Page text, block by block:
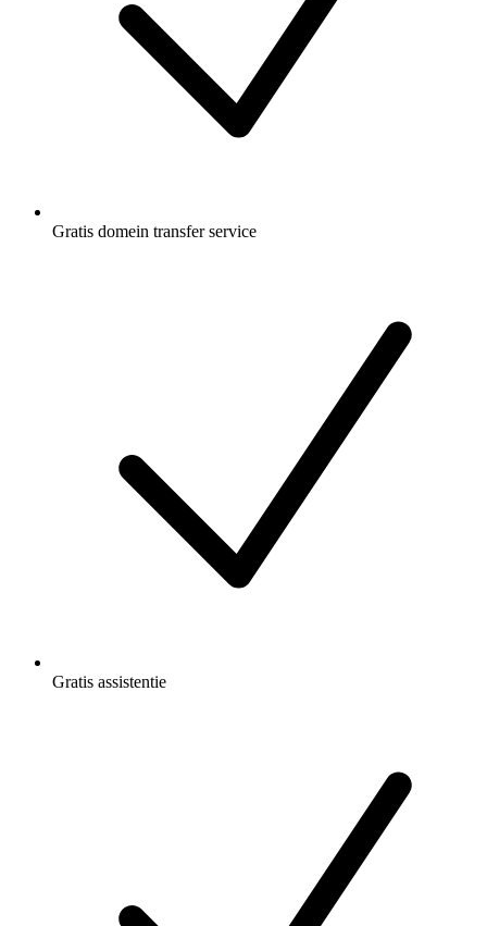
Gratis domein transfer service
Gratis assistentie